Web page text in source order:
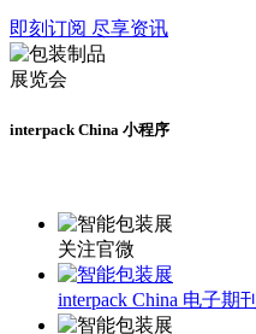
即刻订阅 尽享资讯
interpack China 小程序
关注官微
interpack China 电子期刊